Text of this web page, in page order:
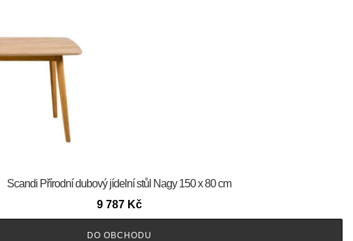
Scandi Přírodní dubový jídelní stůl Nagy 150 x 80 cm
9 787 Kč
DO OBCHODU